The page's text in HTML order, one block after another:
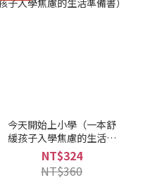
今天開始上小學（一本舒
緩孩子入學焦慮的生活準
備書）
NT$324
NT$360